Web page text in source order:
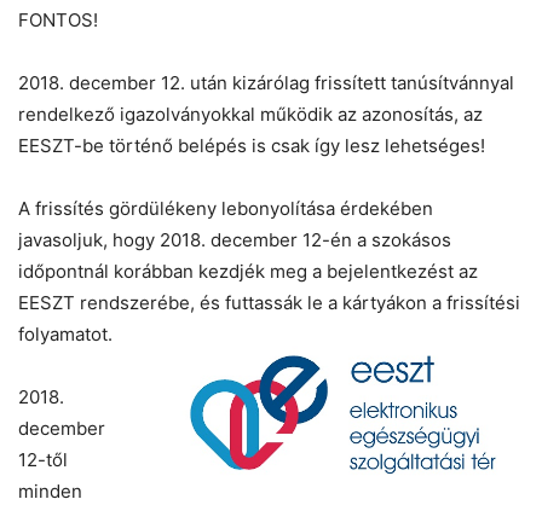
FONTOS!
2018. december 12. után kizárólag frissített tanúsítvánnyal
rendelkező igazolványokkal működik az azonosítás, az
EESZT-be történő belépés is csak így lesz lehetséges!
A frissítés gördülékeny lebonyolítása érdekében
javasoljuk, hogy 2018. december 12-én a szokásos
időpontnál korábban kezdjék meg a bejelentkezést az
EESZT rendszerébe, és futtassák le a kártyákon a frissítési
folyamatot.
2018.
december
12-től
minden